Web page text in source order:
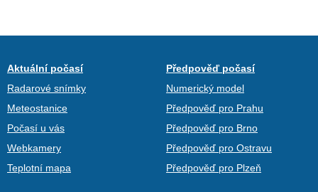
Aktuální počasí
Radarové snímky
Meteostanice
Počasí u vás
Webkamery
Teplotní mapa
Předpověď počasí
Numerický model
Předpověď pro Prahu
Předpověď pro Brno
Předpověď pro Ostravu
Předpověď pro Plzeň